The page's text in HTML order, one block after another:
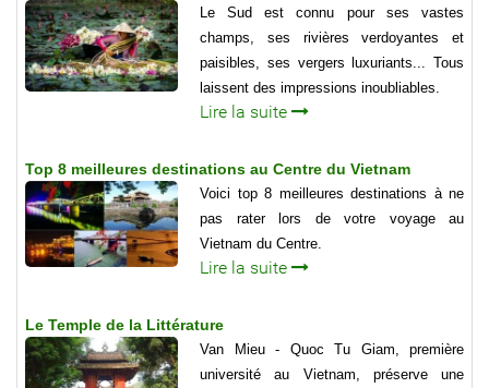
Le Sud est connu pour ses vastes
champs, ses rivières verdoyantes et
paisibles, ses vergers luxuriants... Tous
laissent des impressions inoubliables.
Lire la suite
Top 8 meilleures destinations au Centre du Vietnam
Voici top 8 meilleures destinations à ne
pas rater lors de votre voyage au
Vietnam du Centre.
Lire la suite
Le Temple de la Littérature
Van Mieu - Quoc Tu Giam, première
université au Vietnam, préserve une